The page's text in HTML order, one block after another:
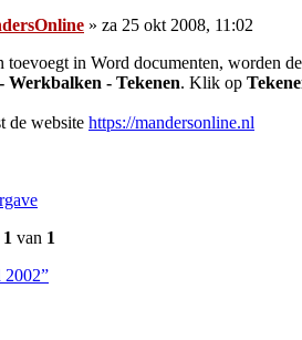
» za 25 okt 2008, 11:02
toevoegt in Word documenten, worden
Werkbalken - Tekenen. Klik op
de website https://mandersonline.nl
1 van 1
2002”